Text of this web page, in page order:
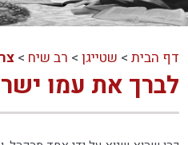
דף הבית > שטייגן > רב שיח >
לברך את עמו